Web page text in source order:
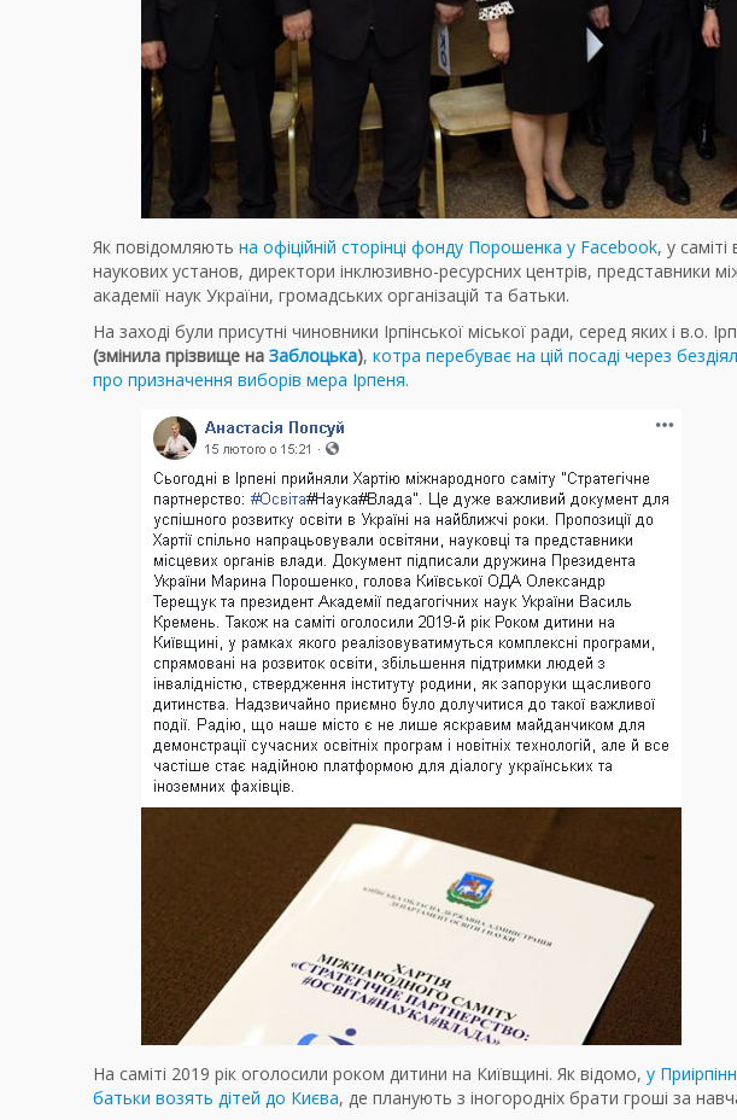
Як повідомляють на офіційній сторінці фонду Порошенка у Facebook, у
наукових установ, директори інклюзивно-ресурсних центрів, представники
академії наук України, громадських організацій та батьки.
На заході були присутні чиновники Ірпінської міської ради, серед яких і в.о.
(змінила прізвище на Заблоцька), котра перебуває на цій посаді через
про призначення виборів мера Ірпеня.
На саміті 2019 рік оголосили роком дитини на Київщині. Як відомо, у
батьки возять дітей до Києва, де планують з іногородніх брати гроші за